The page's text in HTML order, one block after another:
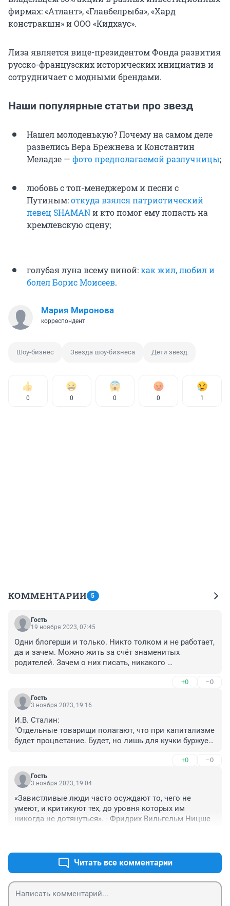
фирмах: «Атлант», «Главбелрыба», «Хард
констракшн» и ООО «Кидхаус».
Лиза является вице-президентом Фонда развития
русско-французских исторических инициатив и
сотрудничает с модными брендами.
Наши популярные статьи про звезд
Нашел молоденькую? Почему на самом деле
развелись Вера Брежнева и Константин
Меладзе — фото предполагаемой разлучницы;
любовь с топ-менеджером и песни с
Путиным:откуда взялся патриотический
певец SHAMANи кто помог ему попасть на
кремлевскую сцену;
голубая луна всему виной:как жил, любил и
болел Борис Моисеев.
Мария Миронова
корреспондент
Шоу-бизнес Звезда шоу-бизнеса Дети звезд
0 0 0 0 1
КОММЕНТАРИИ 5
Гость
19 ноября 2023, 07:45
Одни блогерши и только. Никто толком и не работает,
да и зачем. Можно жить за счёт знаменитых
родителей. Зачем о них писать, никакого
+0 –0
Гость
3 ноября 2023, 19:16
И.В. Сталин:
"Отдельные товарищи полагают, что при капитализме
будет процветание. Будет, но лишь для кучки буржуев
+0 –0
Гость
3 ноября 2023, 19:04
«Завистливые люди часто осуждают то, чего не
умеют, и критикуют тех, до уровня которых им
никогда не дотянуться». - Фридрих Вильгельм Ницше
Читать все комментарии